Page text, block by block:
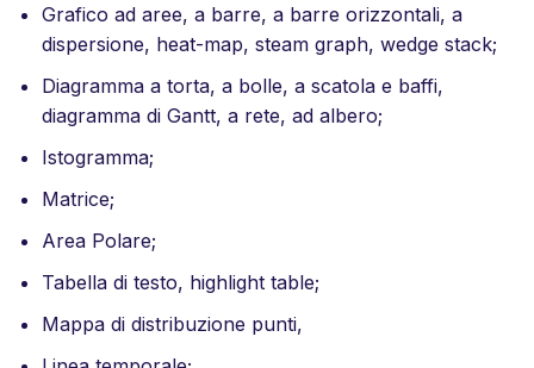
Grafico ad aree, a barre, a barre orizzontali, a
dispersione, heat-map, steam graph, wedge stack;
Diagramma a torta, a bolle, a scatola e baffi,
diagramma di Gantt, a rete, ad albero;
Istogramma;
Matrice;
Area Polare;
Tabella di testo, highlight table;
Mappa di distribuzione punti,